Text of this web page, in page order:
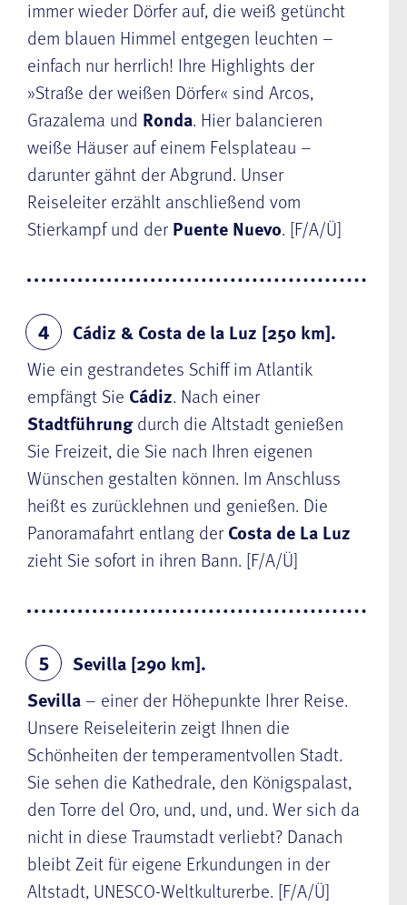
immer wieder Dörfer auf, die weiß getüncht
dem blauen Himmel entgegen leuchten –
einfach nur herrlich! Ihre Highlights der
»Straße der weißen Dörfer« sind Arcos,
Grazalema und Ronda. Hier balancieren
weiße Häuser auf einem Felsplateau –
darunter gähnt der Abgrund. Unser
Reiseleiter erzählt anschließend vom
Stierkampf und der Puente Nuevo. [F/A/Ü]
4
Cádiz & Costa de la Luz [250 km].
Wie ein gestrandetes Schiff im Atlantik
empfängt Sie Cádiz. Nach einer
Stadtführungdurch die Altstadt genießen
Sie Freizeit, die Sie nach Ihren eigenen
Wünschen gestalten können. Im Anschluss
heißt es zurücklehnen und genießen. Die
Panoramafahrt entlang der Costa de La Luz
zieht Sie sofort in ihren Bann. [F/A/Ü]
5
Sevilla [290 km].
Sevilla – einer der Höhepunkte Ihrer Reise.
Unsere Reiseleiterin zeigt Ihnen die
Schönheiten der temperamentvollen Stadt.
Sie sehen die Kathedrale, den Königspalast,
den Torre del Oro, und, und, und. Wer sich da
nicht in diese Traumstadt verliebt? Danach
bleibt Zeit für eigene Erkundungen in der
Altstadt, UNESCO-Weltkulturerbe. [F/A/Ü]